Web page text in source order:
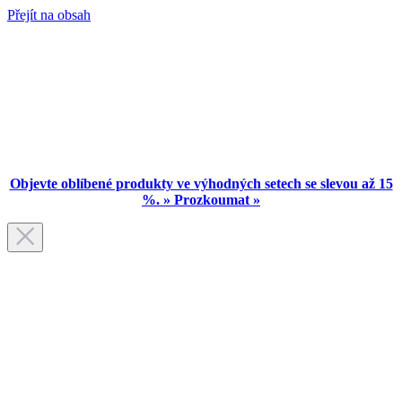
Přejít na obsah
Objevte oblíbené produkty ve výhodných setech se slevou až 15
%. » Prozkoumat »